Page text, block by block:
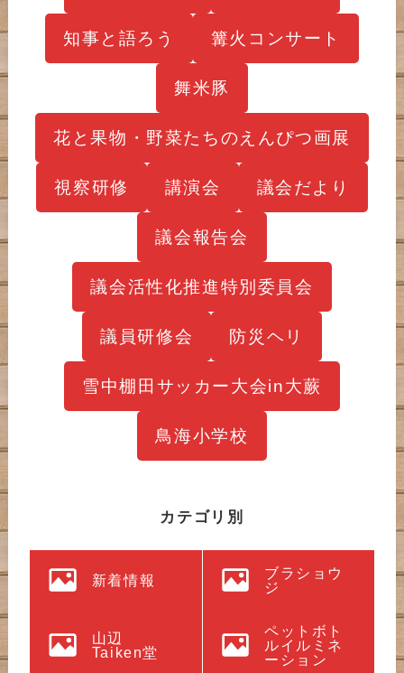
知事と語ろう 篝火コンサート
舞米豚
花と果物・野菜たちのえんぴつ画展
視察研修 講演会 議会だより
議会報告会
議会活性化推進特別委員会
議員研修会 防災ヘリ
雪中棚田サッカー大会in大蕨
鳥海小学校
カテゴリ別
新着情報
ブラショウ
ジ
山辺
Taiken堂
ペットボト
ルイルミネ
ーション